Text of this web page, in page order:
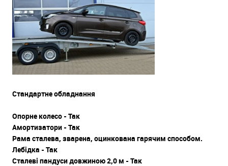
Стандартне обладнання
Опорне колесо - Так
Амортизатори - Так
Рама сталева, зварена, оцинкована гарячим способом.
Лебідка - Так
Сталеві пандуси довжиною 2,0 м - Так